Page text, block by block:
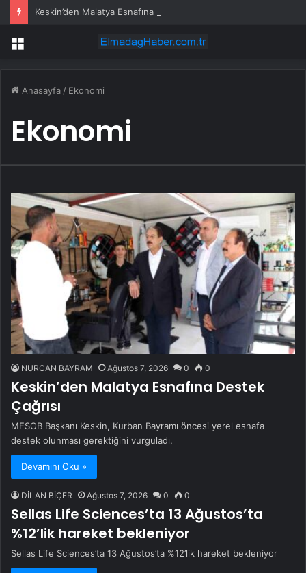
Keskin’den Malatya Esnafına Destek Çağrısı
Menü
Anasayfa / Ekonomi
Ekonomi
NURCAN BAYRAM Ağustos 7, 2026 0 0
Keskin’den Malatya Esnafına Destek
Çağrısı
MESOB Başkanı Keskin, Kurban Bayramı öncesi yerel esnafa
destek olunması gerektiğini vurguladı.
Devamını Oku »
DİLAN BİÇER Ağustos 7, 2026 0 0
Sellas Life Sciences’ta 13 Ağustos’ta
%12’lik hareket bekleniyor
Sellas Life Sciences’ta 13 Ağustos’ta %12’lik hareket bekleniyor